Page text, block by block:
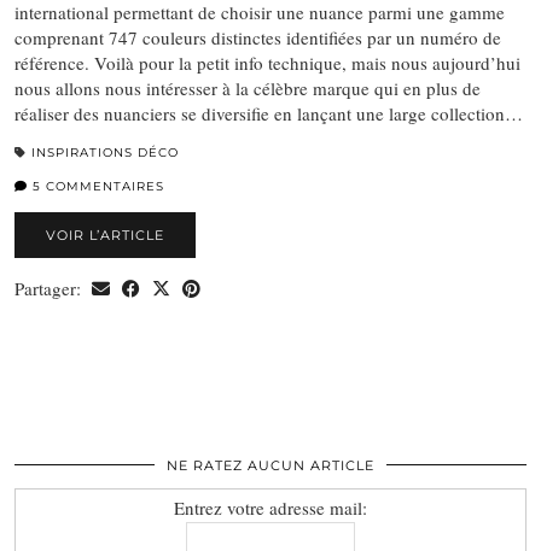
international permettant de choisir une nuance parmi une gamme
comprenant 747 couleurs distinctes identifiées par un numéro de
référence. Voilà pour la petit info technique, mais nous aujourd’hui
nous allons nous intéresser à la célèbre marque qui en plus de
réaliser des nuanciers se diversifie en lançant une large collection…
INSPIRATIONS DÉCO
5 COMMENTAIRES
VOIR L’ARTICLE
Partager:
NE RATEZ AUCUN ARTICLE
Entrez votre adresse mail: